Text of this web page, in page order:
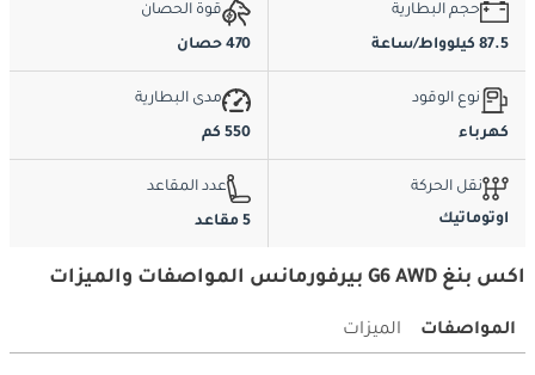
حجم البطارية
87.5 كيلوواط/ساعة
قوة الحصان
470 حصان
نوع الوقود
كهرباء
مدى البطارية
550 كم
نقل الحركة
اوتوماتيك
عدد المقاعد
5 مقاعد
اكس بنغ G6 AWD بيرفورمانس المواصفات والميزات
المواصفات الميزات